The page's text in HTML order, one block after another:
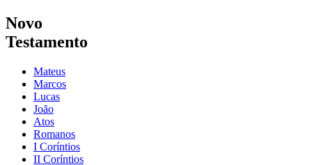
Novo
Testamento
Mateus
Marcos
Lucas
João
Atos
Romanos
I Coríntios
II Coríntios